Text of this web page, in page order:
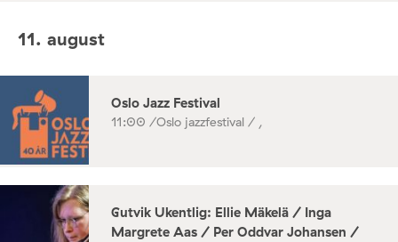
11. august
Oslo Jazz Festival
11:00 /Oslo jazzfestival / ,
Gutvik Ukentlig: Ellie Mäkelä / Inga
Margrete Aas / Per Oddvar Johansen /